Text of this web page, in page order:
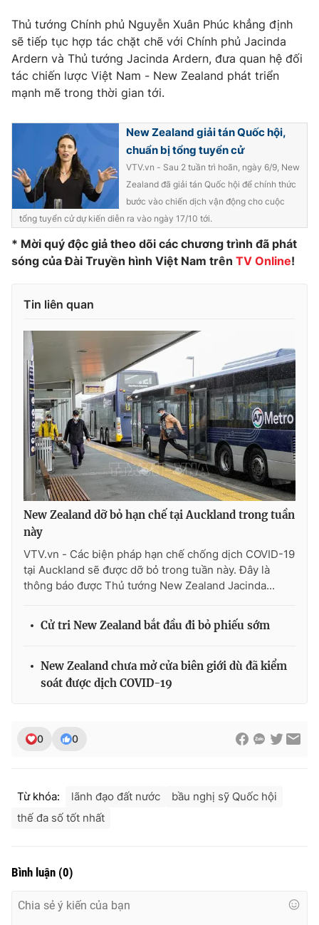
Email:toasoan@vtv.vn
Liên hệ quảng cáo:024-7300.7108
® Cấm sao chép dưới mọi hình thức nếu không có sự chấp
thuận bằng văn bản. Ghi rõ nguồn VTV.vn khi phát hành lại
Thủ tướng Chính phủ Nguyễn Xuân Phúc khẳng định
sẽ tiếp tục hợp tác chặt chẽ với Chính phủ Jacinda
Ardern và Thủ tướng Jacinda Ardern, đưa quan hệ đối
tác chiến lược Việt Nam - New Zealand phát triển
mạnh mẽ trong thời gian tới.
New Zealand giải tán Quốc hội,
chuẩn bị tổng tuyển cử
VTV.vn - Sau 2 tuần trì hoãn, ngày 6/9, New
Zealand đã giải tán Quốc hội để chính thức
bước vào chiến dịch vận động cho cuộc
tổng tuyển cử dự kiến diễn ra vào ngày 17/10 tới.
* Mời quý độc giả theo dõi các chương trình đã phát
sóng của Đài Truyền hình Việt Nam trên TV Online!
Tin liên quan
New Zealand dỡ bỏ hạn chế tại Auckland trong tuần
này
VTV.vn - Các biện pháp hạn chế chống dịch COVID-19
tại Auckland sẽ được dỡ bỏ trong tuần này. Đây là
thông báo được Thủ tướng New Zealand Jacinda...
Cử tri New Zealand bắt đầu đi bỏ phiếu sớm
New Zealand chưa mở cửa biên giới dù đã kiểm
soát được dịch COVID-19
0 0
Từ khóa: lãnh đạo đất nước
bầu nghị sỹ Quốc hội
thế đa số tốt nhất
Bình luận (0)